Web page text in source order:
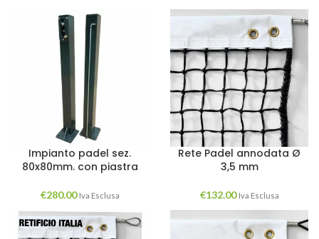
Impianto padel sez.
80x80mm. con piastra
€280.00 Iva Esclusa
Rete Padel annodata Ø
3,5 mm
€132.00 Iva Esclusa